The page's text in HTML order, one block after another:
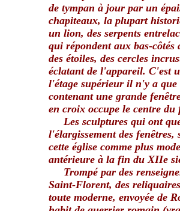
de tympan à jour par un
chapiteaux, la plupart
un lion, des serpents
qui répondent aux bas-
des étoiles, des cercles
éclatant de l'appareil. C'est
l'étage supérieur il n'y a
contenant une grande
en croix occupe le centre du
Les sculptures qui ont
l'élargissement des
cette église comme plus
antérieure à la fin du XIIe
Trompé par des
Saint-Florent, des
toute moderne, envoyée de